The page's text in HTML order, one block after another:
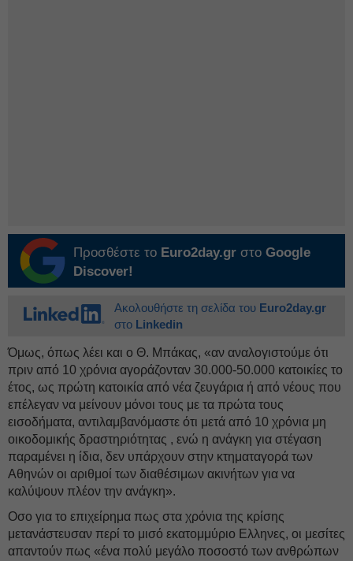
Προσθέστε το Euro2day.gr στο Google
Discover!
Ακολουθήστε τη σελίδα του Euro2day.gr
στο Linkedin
Όμως, όπως λέει και ο Θ. Μπάκας, «αν αναλογιστούμε ότι
πριν από 10 χρόνια αγοράζονταν 30.000-50.000 κατοικίες το
έτος, ως πρώτη κατοικία από νέα ζευγάρια ή από νέους που
επέλεγαν να μείνουν μόνοι τους με τα πρώτα τους
εισοδήματα, αντιλαμβανόμαστε ότι μετά από 10 χρόνια μη
οικοδομικής δραστηριότητας , ενώ η ανάγκη για στέγαση
παραμένει η ίδια, δεν υπάρχουν στην κτηματαγορά των
Αθηνών οι αριθμοί των διαθέσιμων ακινήτων για να
καλύψουν πλέον την ανάγκη».
Οσο για το επιχείρημα πως στα χρόνια της κρίσης
μετανάστευσαν περί το μισό εκατομμύριο Ελληνες, οι μεσίτες
απαντούν πως «ένα πολύ μεγάλο ποσοστό των ανθρώπων